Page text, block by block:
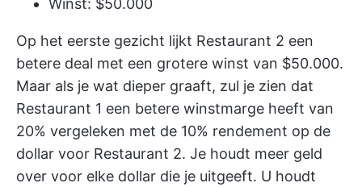
Winst: $50.000
Op het eerste gezicht lijkt Restaurant 2 een
betere deal met een grotere winst van $50.000.
Maar als je wat dieper graaft, zul je zien dat
Restaurant 1 een betere winstmarge heeft van
20% vergeleken met de 10% rendement op de
dollar voor Restaurant 2. Je houdt meer geld
over voor elke dollar die je uitgeeft. U houdt